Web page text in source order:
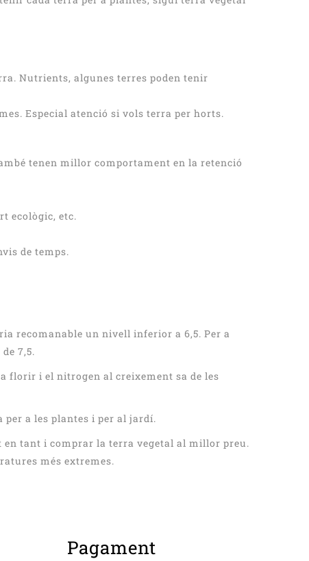
Nutrients, algunes terres poden tenir
Especial atenció si vols terra per horts.
tenen millor comportament en la retenció
ecològic, etc.
de temps.
recomanable un nivell inferior a 6,5. Per a
7,5.
florir i el nitrogen al creixement sa de les
a les plantes i per al jardí.
en tant i comprar la terra vegetal al millor preu.
més extremes.
Pagament